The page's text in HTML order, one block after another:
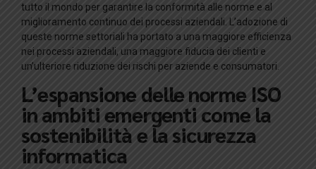
tutto il mondo per garantire la conformità alle norme e al
miglioramento continuo dei processi aziendali. L’adozione di
queste norme settoriali ha portato a una maggiore efficienza
nei processi aziendali, una maggiore fiducia dei clienti e
un’ulteriore riduzione dei rischi per aziende e consumatori.
L’espansione delle norme ISO
in ambiti emergenti come la
sostenibilità e la sicurezza
informatica